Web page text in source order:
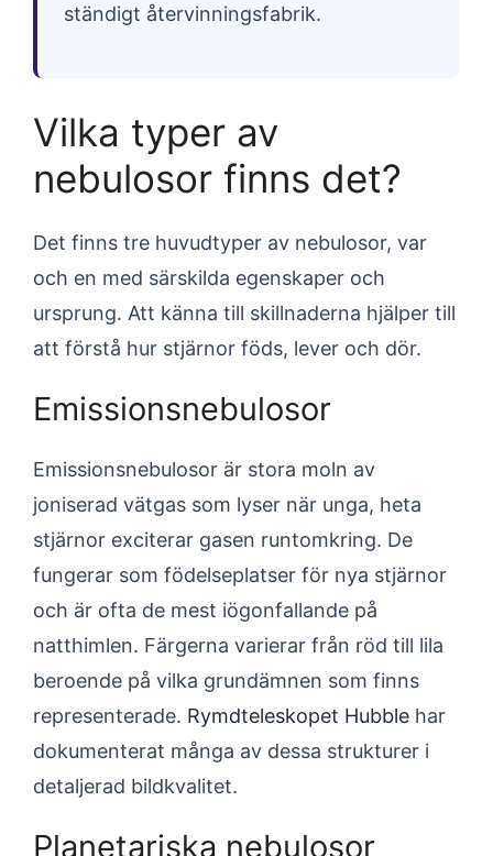
ständigt återvinningsfabrik.
Vilka typer av
nebulosor finns det?
Det finns tre huvudtyper av nebulosor, var
och en med särskilda egenskaper och
ursprung. Att känna till skillnaderna hjälper till
att förstå hur stjärnor föds, lever och dör.
Emissionsnebulosor
Emissionsnebulosor är stora moln av
joniserad vätgas som lyser när unga, heta
stjärnor exciterar gasen runtomkring. De
fungerar som födelseplatser för nya stjärnor
och är ofta de mest iögonfallande på
natthimlen. Färgerna varierar från röd till lila
beroende på vilka grundämnen som finns
representerade. Rymdteleskopet Hubble har
dokumenterat många av dessa strukturer i
detaljerad bildkvalitet.
Planetariska nebulosor